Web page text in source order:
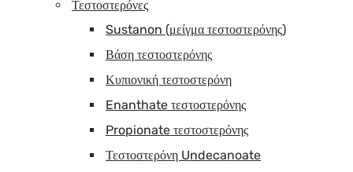
Τεστοστερόνες
Sustanon (μείγμα τεστοστερόνης)
Βάση τεστοστερόνης
Κυπιονική τεστοστερόνη
Enanthate τεστοστερόνης
Propionate τεστοστερόνης
Τεστοστερόνη Undecanoate